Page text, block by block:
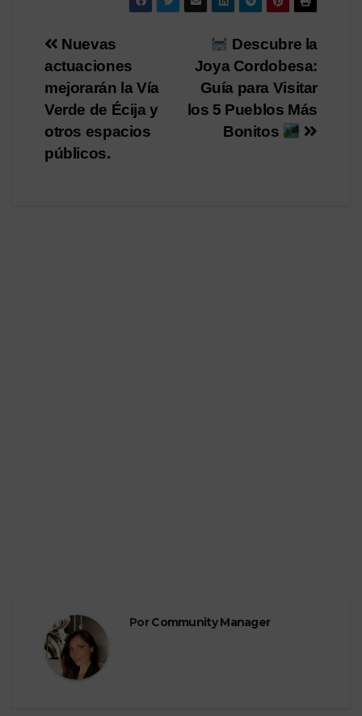
Navegación
de
entradas
Descubre la
Joya Cordobesa:
Guía para Visitar
los 5 Pueblos Más
Bonitos
Nuevas
actuaciones
mejorarán la Vía
Verde de Écija y
otros espacios
públicos.
PorCommunity Manager